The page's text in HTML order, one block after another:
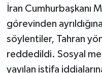
İran Cumhurbaşkanı
görevinden
söylentiler, Tahran
reddedildi. Sosyal
yayılan istifa